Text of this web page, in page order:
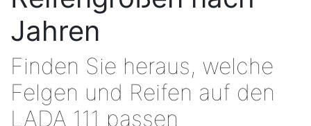
Jahren
Finden Sie heraus, welche
Felgen und Reifen auf den
LADA 111 passen